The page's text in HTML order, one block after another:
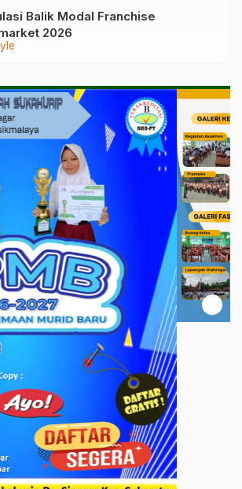
Balik Modal Franchise
2026